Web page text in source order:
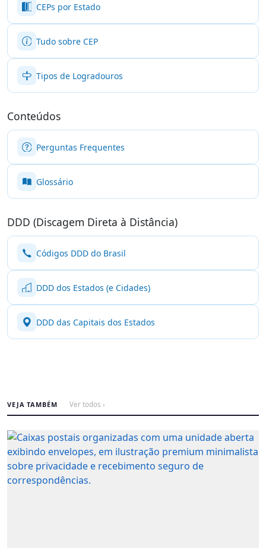
CEPs por Estado
Tudo sobre CEP
Tipos de Logradouros
Conteúdos
Perguntas Frequentes
Glossário
DDD (Discagem Direta à Distância)
Códigos DDD do Brasil
DDD dos Estados (e Cidades)
DDD das Capitais dos Estados
VEJA TAMBÉM Ver todos ›